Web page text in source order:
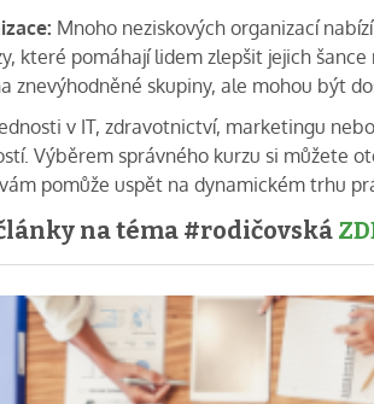
Mnoho neziskových organizací
které pomáhají lidem zlepšit jejich
znevýhodněné skupiny, ale mohou být
v IT, zdravotnictví, marketingu
Výběrem správného kurzu si můžete
pomůže uspět na dynamickém trhu
na téma #rodičovská